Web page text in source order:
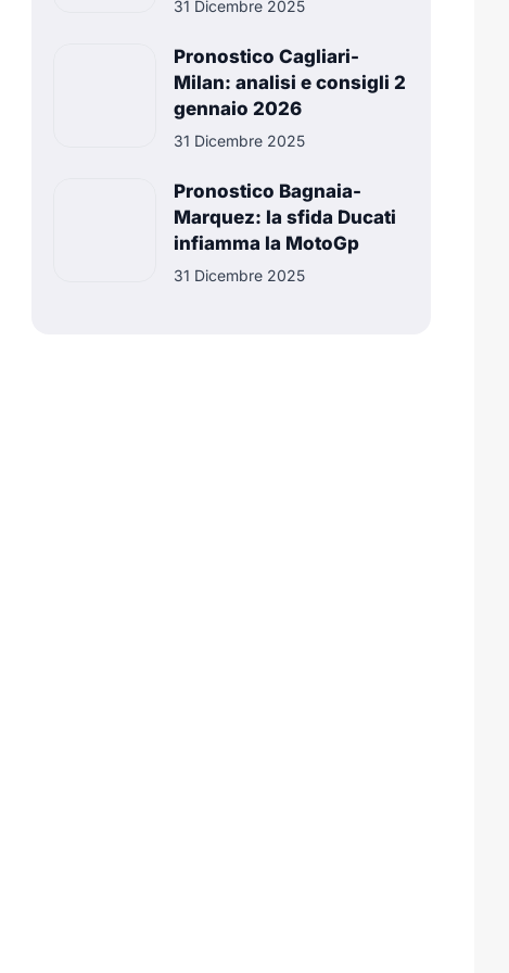
31 Dicembre 2025
Pronostico Cagliari-
Milan: analisi e consigli 2
gennaio 2026
31 Dicembre 2025
Pronostico Bagnaia-
Marquez: la sfida Ducati
infiamma la MotoGp
31 Dicembre 2025